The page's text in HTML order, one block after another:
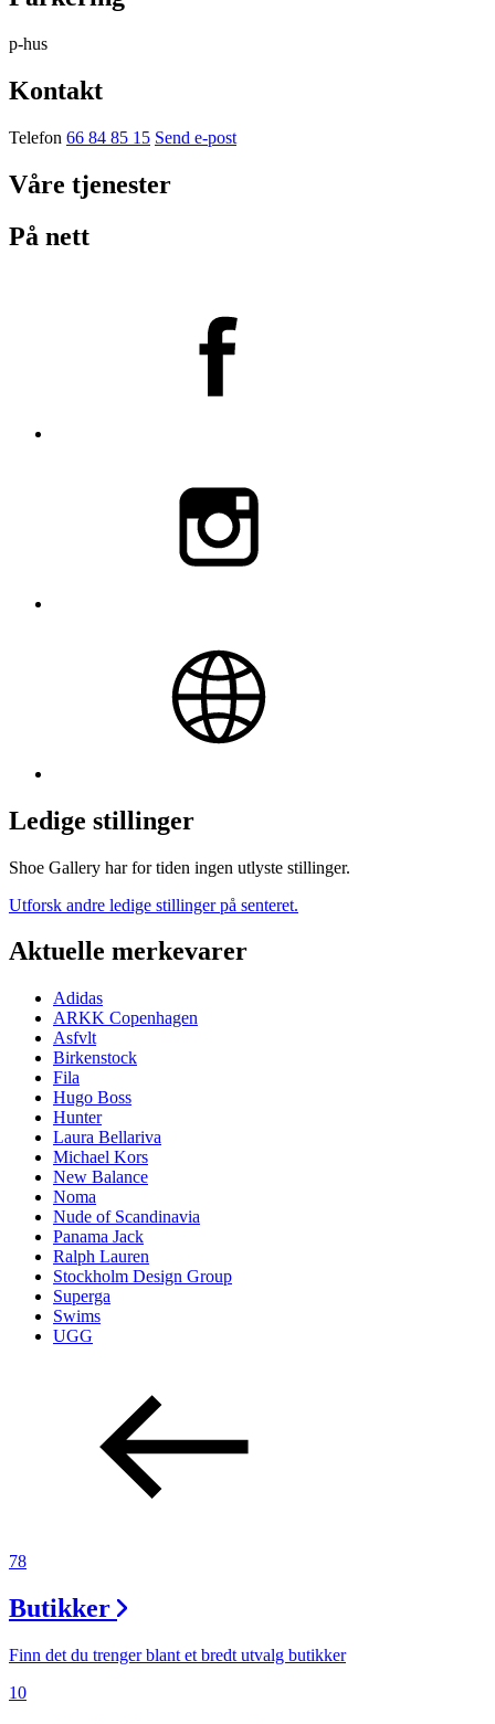
p-hus
Kontakt
Telefon 66 84 85 15 Send e-post
Våre tjenester
På nett
Ledige stillinger
Shoe Gallery har for tiden ingen utlyste stillinger.
Utforsk andre ledige stillinger på senteret.
Aktuelle merkevarer
Adidas
ARKK Copenhagen
Asfvlt
Birkenstock
Fila
Hugo Boss
Hunter
Laura Bellariva
Michael Kors
New Balance
Noma
Nude of Scandinavia
Panama Jack
Ralph Lauren
Stockholm Design Group
Superga
Swims
UGG
78
Butikker
Finn det du trenger blant et bredt utvalg butikker
10